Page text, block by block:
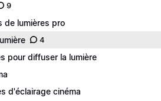
9
de lumières pro
4
pour diffuser la lumière
d'éclairage cinéma